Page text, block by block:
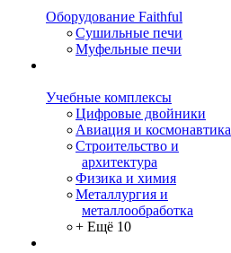
Оборудование Faithful
Сушильные печи
Муфельные печи
Учебные комплексы
Цифровые двойники
Авиация и космонавтика
Строительство и
архитектура
Физика и химия
Металлургия и
металлообработка
+ Ещё 10